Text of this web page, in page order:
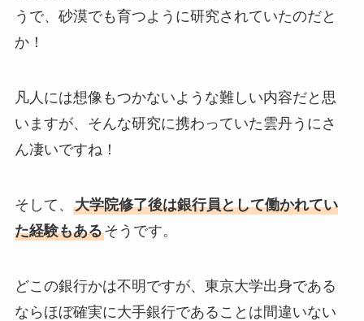
うで、砂漠でも育つように研究されていたのだと
か！
凡人には想像もつかないような難しい内容だと思
いますが、そんな研究に携わっていた雲丹うにさ
ん凄いですね！
そして、 大学院修了後は銀行員として働かれてい
た経験もあるそうです。
どこの銀行かは不明ですが、東京大学出身である
ならほぼ確実に大手銀行であることは間違いない